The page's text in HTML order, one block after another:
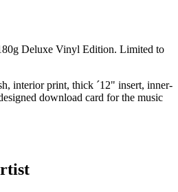
Deluxe Vinyl Edition. Limited to
interior print, thick ´12" insert, inner-
download card for the music